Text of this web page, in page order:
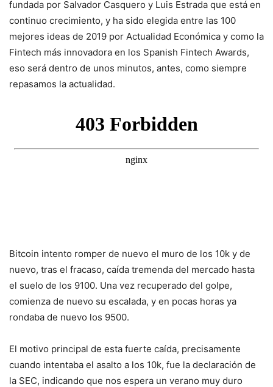
fundada por Salvador Casquero y Luis Estrada que está en
continuo crecimiento, y ha sido elegida entre las 100
mejores ideas de 2019 por Actualidad Económica y como la
Fintech más innovadora en los Spanish Fintech Awards,
eso será dentro de unos minutos, antes, como siempre
repasamos la actualidad.
Bitcoin intento romper de nuevo el muro de los 10k y de
nuevo, tras el fracaso, caída tremenda del mercado hasta
el suelo de los 9100. Una vez recuperado del golpe,
comienza de nuevo su escalada, y en pocas horas ya
rondaba de nuevo los 9500.
El motivo principal de esta fuerte caída, precisamente
cuando intentaba el asalto a los 10k, fue la declaración de
la SEC, indicando que nos espera un verano muy duro